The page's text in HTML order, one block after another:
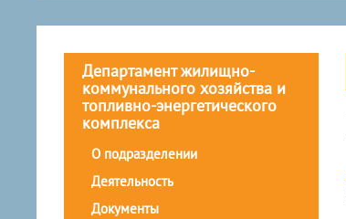
Департамент жилищно-
коммунального хозяйства и
топливно-энергетического
комплекса
О подразделении
Деятельность
Документы